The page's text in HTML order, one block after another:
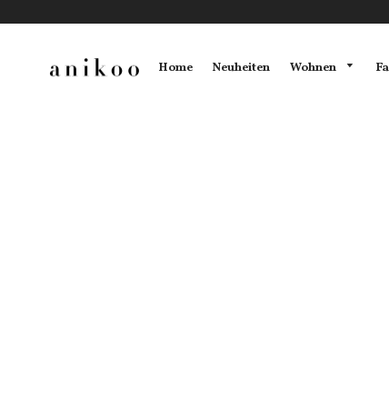
Home Neuheiten Wohnen